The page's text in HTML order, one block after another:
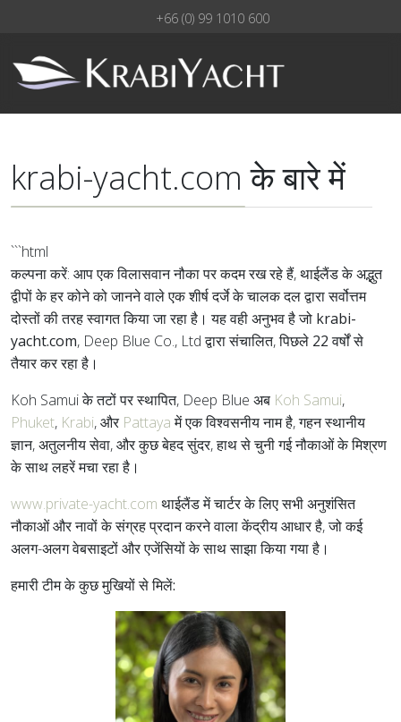
+66 (0) 99 1010 600
krabi-yacht.com के बारे में
```html
कल्पना करें: आप एक विलासवान नौका पर कदम रख रहे हैं, थाईलैंड के अद्भुत
द्वीपों के हर कोने को जानने वाले एक शीर्ष दर्जे के चालक दल द्वारा सर्वोत्तम
दोस्तों की तरह स्वागत किया जा रहा है। यह वही अनुभव है जो krabi-
yacht.com, Deep Blue Co., Ltd द्वारा संचालित, पिछले 22 वर्षोंसे
तैयार कर रहा है।
Koh Samui के तटों पर स्थापित, Deep Blue अब Koh Samui,
Phuket, Krabi, और Pattayaमें एक विश्वसनीय नाम है, गहन स्थानीय
ज्ञान, अतुलनीय सेवा, और कुछ बेहद सुंदर, हाथ से चुनी गई नौकाओं के मिश्रण
के साथ लहरें मचा रहा है।
www.private-yacht.com थाईलैंड में चार्टर के लिए सभी अनुशंसित
नौकाओं और नावों के संग्रह प्रदान करने वाला केंद्रीय आधार है, जो कई
अलग-अलग वेबसाइटों और एजेंसियों के साथ साझा किया गया है।
हमारी टीम के कुछ मुखियों से मिलें: